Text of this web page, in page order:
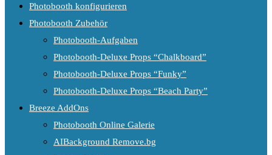
Photobooth konfigurieren
Photobooth Zubehör
Photobooth-Aufgaben
Photobooth-Deluxe Props “Chalkboard”
Photobooth-Deluxe Props “Funky”
Photobooth-Deluxe Props “Beach Party”
Breeze AddOns
Photobooth Online Galerie
AIBackground Remove.bg